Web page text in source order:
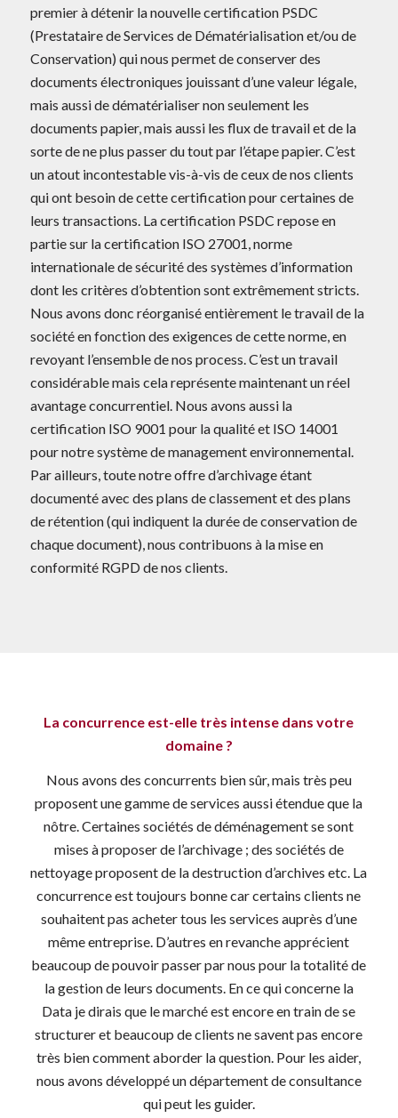
premier à détenir la nouvelle certification PSDC
(Prestataire de Services de Dématérialisation et/ou de
Conservation) qui nous permet de conserver des
documents électroniques jouissant d’une valeur légale,
mais aussi de dématérialiser non seulement les
documents papier, mais aussi les flux de travail et de la
sorte de ne plus passer du tout par l’étape papier. C’est
un atout incontestable vis-à-vis de ceux de nos clients
qui ont besoin de cette certification pour certaines de
leurs transactions. La certification PSDC repose en
partie sur la certification ISO 27001, norme
internationale de sécurité des systèmes d’information
dont les critères d’obtention sont extrêmement stricts.
Nous avons donc réorganisé entièrement le travail de la
société en fonction des exigences de cette norme, en
revoyant l’ensemble de nos process. C’est un travail
considérable mais cela représente maintenant un réel
avantage concurrentiel. Nous avons aussi la
certification ISO 9001 pour la qualité et ISO 14001
pour notre système de management environnemental.
Par ailleurs, toute notre offre d’archivage étant
documenté avec des plans de classement et des plans
de rétention (qui indiquent la durée de conservation de
chaque document), nous contribuons à la mise en
conformité RGPD de nos clients.
La concurrence est-elle très intense dans votre
domaine ?
Nous avons des concurrents bien sûr, mais très peu
proposent une gamme de services aussi étendue que la
nôtre. Certaines sociétés de déménagement se sont
mises à proposer de l’archivage ; des sociétés de
nettoyage proposent de la destruction d’archives etc. La
concurrence est toujours bonne car certains clients ne
souhaitent pas acheter tous les services auprès d’une
même entreprise. D’autres en revanche apprécient
beaucoup de pouvoir passer par nous pour la totalité de
la gestion de leurs documents. En ce qui concerne la
Data je dirais que le marché est encore en train de se
structurer et beaucoup de clients ne savent pas encore
très bien comment aborder la question. Pour les aider,
nous avons développé un département de consultance
qui peut les guider.